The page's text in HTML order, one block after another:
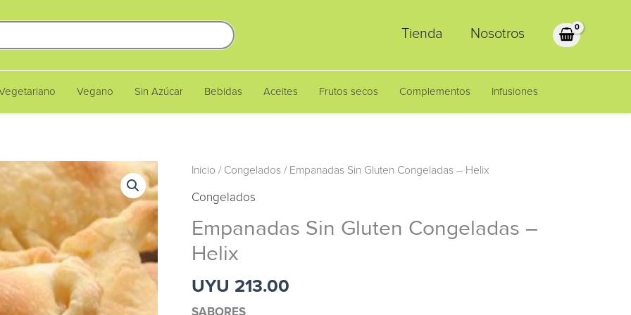
Tienda Nosotros
Vegano Sin Azúcar Bebidas Aceites Frutos secos Complementos Infusiones
Inicio / Congelados / Empanadas Sin Gluten Congeladas – Helix
Congelados
Empanadas Sin Gluten Congeladas –
Helix
UYU 213.00
SABORES
Empanadas
Congeladas
-
cantidad